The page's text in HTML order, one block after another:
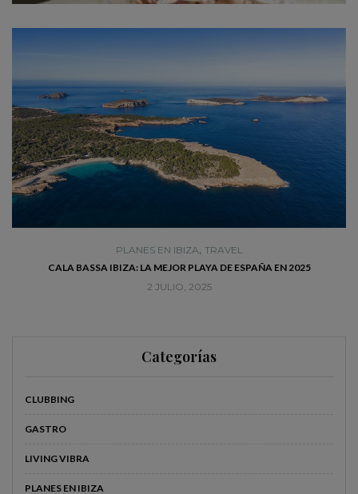
PLANES EN IBIZA, TRAVEL
CALA BASSA IBIZA: LA MEJOR PLAYA DE ESPAÑA EN 2025
2 JULIO, 2025
Categorías
CLUBBING
GASTRO
LIVING VIBRA
PLANES EN IBIZA